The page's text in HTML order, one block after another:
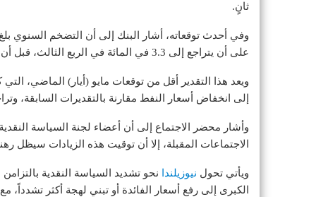
ثانٍ.
على أن يتراجع إلى 3.3 في المائة في الربع الثالث، قبل أن يقترب من 2 في المائة خلال عام 2027.
إلى انخفاض أسعار النفط مقارنة بالتقديرات السابقة،
وأشار محضر الاجتماع إلى أن أعضاء لجنة السياسة
الاجتماعات المقبلة، إلا أن توقيت هذه الزيادات سيظل
ويأتي تحول نيوزيلندا
نحو تشديد السياسة النقدية
الكبرى إلى رفع أسعار الفائدة أو تبني لهجة أكثر